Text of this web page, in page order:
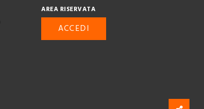
AREA RISERVATA
ACCEDI